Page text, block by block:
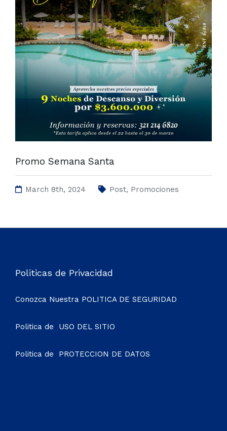
Promo Semana Santa
March 8th, 2024 Post, Promociones
Politicas de Privacidad
Conozca Nuestra POLITICA DE SEGURIDAD
Politica de USO DEL SITIO
Politica de PROTECCION DE DATOS